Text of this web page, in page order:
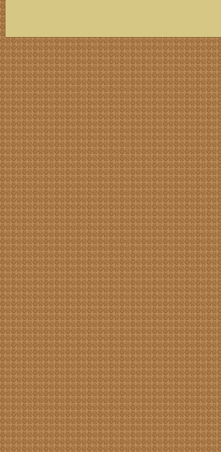
скачать mp3 бесплатно мп3,Россия,патриот,сохранение традиций,великая страна,история,тексты песен, описание песен, удобный каталог mp3 фольклора